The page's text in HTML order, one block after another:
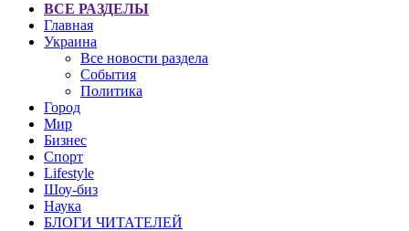
ВСЕ РАЗДЕЛЫ
Главная
Украина
Все новости раздела
События
Политика
Город
Мир
Бизнес
Спорт
Lifestyle
Шоу-биз
Наука
БЛОГИ ЧИТАТЕЛЕЙ